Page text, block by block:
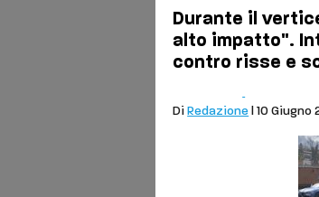
Durante il
alto impatto".
contro risse e
Di Redazione | 10